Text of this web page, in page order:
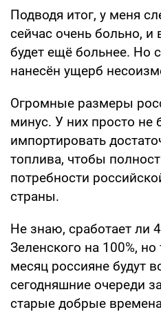
Подводя итог, у меня
сейчас очень больно,
будет ещё больнее. Но
нанесён ущерб
Огромные размеры
минус. У них просто не
импортировать
топлива, чтобы
потребности
страны.
Не знаю, сработает ли
Зеленского на 100%,
месяц россияне будут
сегодняшние очереди
старые добрые